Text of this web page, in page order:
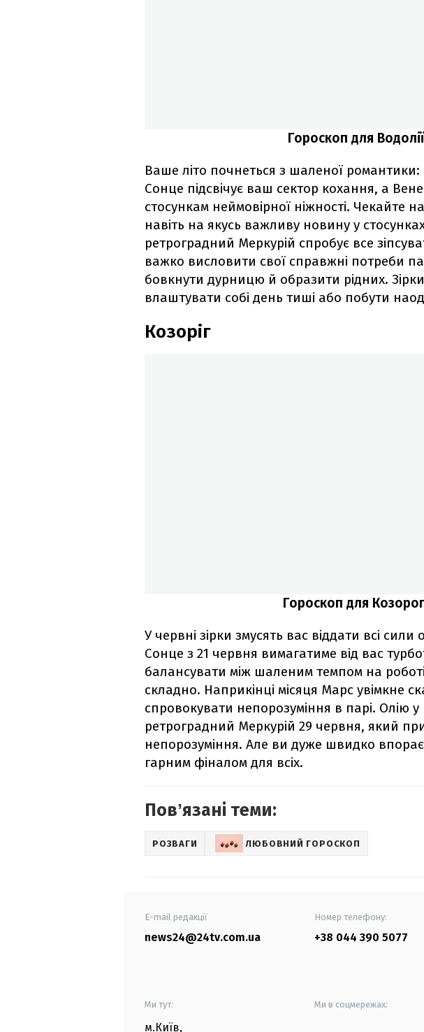
Гороскоп для
Ваше літо почнеться з шаленої
Сонце підсвічує ваш сектор кохання, а
стосункам неймовірної ніжності. Чекайте
навіть на якусь важливу новину у
ретроградний Меркурій спробує все
важко висловити свої справжні потреби
бовкнути дурницю й образити рідних.
влаштувати собі день тиші або побути
Козоріг
Гороскоп для
У червні зірки змусять вас віддати всі
Сонце з 21 червня вимагатиме від вас
балансувати між шаленим темпом на
складно. Наприкінці місяця Марс увімкне
спровокувати непорозуміння в парі. Олію у
ретроградний Меркурій 29 червня, який
непорозуміння. Але ви дуже швидко
гарним фіналом для всіх.
Повʼязані теми:
РОЗВАГИ ЛЮБОВНИЙ ГОРОСКОП
E-mail редакції
news24@24tv.com.ua
Номер телефону:
+38 044 390 5077
Ми тут:
м.Київ,
Ми в соцмережах: